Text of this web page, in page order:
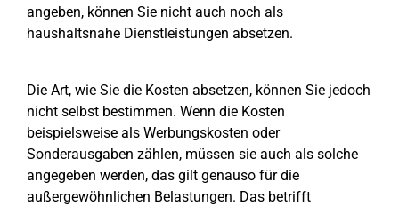
angeben, können Sie nicht auch noch als
haushaltsnahe Dienstleistungen absetzen.
Die Art, wie Sie die Kosten absetzen, können Sie jedoch
nicht selbst bestimmen. Wenn die Kosten
beispielsweise als Werbungskosten oder
Sonderausgaben zählen, müssen sie auch als solche
angegeben werden, das gilt genauso für die
außergewöhnlichen Belastungen. Das betrifft